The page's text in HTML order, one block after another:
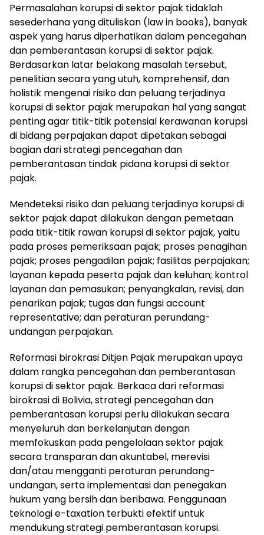
Permasalahan korupsi di sektor pajak tidaklah
sesederhana yang dituliskan (law in books), banyak
aspek yang harus diperhatikan dalam pencegahan
dan pemberantasan korupsi di sektor pajak.
Berdasarkan latar belakang masalah tersebut,
penelitian secara yang utuh, komprehensif, dan
holistik mengenai risiko dan peluang terjadinya
korupsi di sektor pajak merupakan hal yang sangat
penting agar titik-titik potensial kerawanan korupsi
di bidang perpajakan dapat dipetakan sebagai
bagian dari strategi pencegahan dan
pemberantasan tindak pidana korupsi di sektor
pajak.
Mendeteksi risiko dan peluang terjadinya korupsi di
sektor pajak dapat dilakukan dengan pemetaan
pada titik-titik rawan korupsi di sektor pajak, yaitu
pada proses pemeriksaan pajak; proses penagihan
pajak; proses pengadilan pajak; fasilitas perpajakan;
layanan kepada peserta pajak dan keluhan; kontrol
layanan dan pemasukan; penyangkalan, revisi, dan
penarikan pajak; tugas dan fungsi account
representative; dan peraturan perundang-
undangan perpajakan.
Reformasi birokrasi Ditjen Pajak merupakan upaya
dalam rangka pencegahan dan pemberantasan
korupsi di sektor pajak. Berkaca dari reformasi
birokrasi di Bolivia, strategi pencegahan dan
pemberantasan korupsi perlu dilakukan secara
menyeluruh dan berkelanjutan dengan
memfokuskan pada pengelolaan sektor pajak
secara transparan dan akuntabel, merevisi
dan/atau mengganti peraturan perundang-
undangan, serta implementasi dan penegakan
hukum yang bersih dan beribawa. Penggunaan
teknologi e-taxation terbukti efektif untuk
mendukung strategi pemberantasan korupsi.